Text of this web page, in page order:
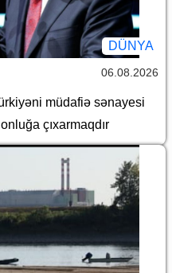
DÜNYA
06.08.2026
müdafiə sənayesi
çıxarmaqdır